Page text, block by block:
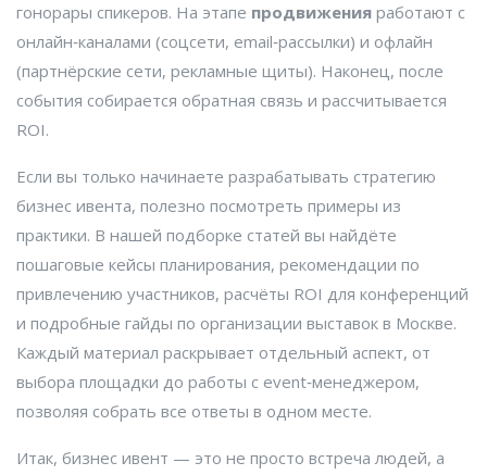
гонорары спикеров. На этапе продвижения работают с
онлайн‑каналами (соцсети, email‑рассылки) и офлайн
(партнёрские сети, рекламные щиты). Наконец, после
события собирается обратная связь и рассчитывается
ROI.
Если вы только начинаете разрабатывать стратегию
бизнес ивента, полезно посмотреть примеры из
практики. В нашей подборке статей вы найдёте
пошаговые кейсы планирования, рекомендации по
привлечению участников, расчёты ROI для конференций
и подробные гайды по организации выставок в Москве.
Каждый материал раскрывает отдельный аспект, от
выбора площадки до работы с event‑менеджером,
позволяя собрать все ответы в одном месте.
Итак, бизнес ивент — это не просто встреча людей, а